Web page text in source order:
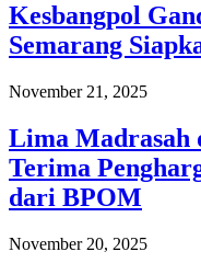
Kesbangpol
Semarang
November 21, 2025
Lima Madrasah
Terima
dari BPOM
November 20, 2025